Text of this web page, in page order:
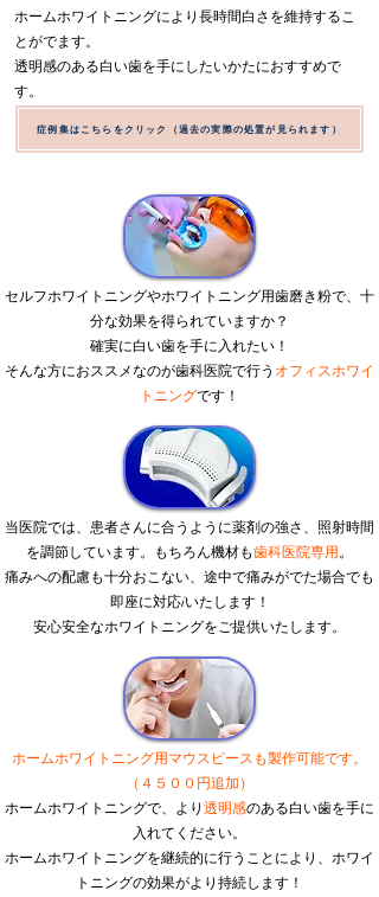
ホームホワイトニングにより長時間白さを維持するこ
とがでます。
透明感のある白い歯を手にしたいかたにおすすめで
す。
症例集はこちらをクリック（過去の実際の処置が見られます）
セルフホワイトニングやホワイトニング用歯磨き粉で、十
分な効果を得られていますか？
確実に白い歯を手に入れたい！
そんな方におススメ​なのが歯科医院で行う オフィスホワイ
トニングです！
当医院では、患者さんに合うように薬剤の強さ、照射時間
を調節しています。もちろん機材も歯科医院専用 。
痛みへの配慮も十分おこない、 ​途中で痛みがでた場合でも
即座に対応iいたします！
​安心安全なホワイトニングをご提供いたします。
ホームホワイトニング用マウスピースも製作可能です。
（４５００円追加）
ホームホワイトニングで、 より 透明感のある白い歯を手に
入れてください。
​ホームホワイトニングを継続的に行うことにより、ホワイ
トニングの効果がより持続します！